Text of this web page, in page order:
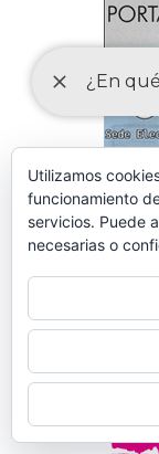
Utilizamos
funcionamiento
servicios. Puede
necesarias o